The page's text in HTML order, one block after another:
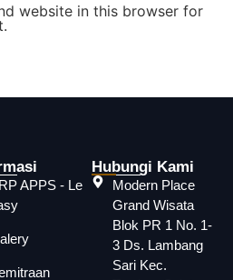
website in this browser for
APPS - Le
Hubungi Kami
Modern Place
Grand Wisata
Blok PR 1 No. 1-
3 Ds. Lambang
Sari Kec.